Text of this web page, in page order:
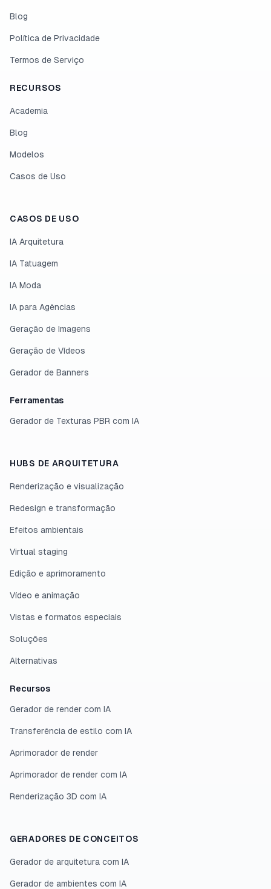
Blog
Política de Privacidade
Termos de Serviço
RECURSOS
Academia
Blog
Modelos
Casos de Uso
CASOS DE USO
IA Arquitetura
IA Tatuagem
IA Moda
IA para Agências
Geração de Imagens
Geração de Vídeos
Gerador de Banners
Ferramentas
Gerador de Texturas PBR com IA
HUBS DE ARQUITETURA
Renderização e visualização
Redesign e transformação
Efeitos ambientais
Virtual staging
Edição e aprimoramento
Vídeo e animação
Vistas e formatos especiais
Soluções
Alternativas
Recursos
Gerador de render com IA
Transferência de estilo com IA
Aprimorador de render
Aprimorador de render com IA
Renderização 3D com IA
GERADORES DE CONCEITOS
Gerador de arquitetura com IA
Gerador de ambientes com IA